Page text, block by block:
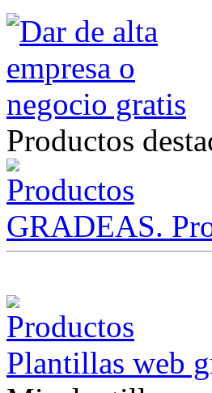
Productos
GRADEAS.
Plantillas web